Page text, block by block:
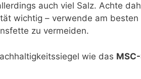
auch viel Salz. Achte
wichtig – verwende am
zu vermeiden.
wie das